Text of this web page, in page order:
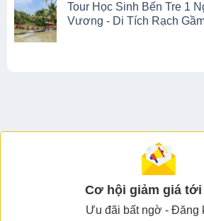
550.000 VND.
450.000 VND.
Tour Học Sinh Bến Tre 1
Vương - Di Tích Rạch
Cơ hội giảm giá tới
Ưu đãi bất ngờ - Đăng